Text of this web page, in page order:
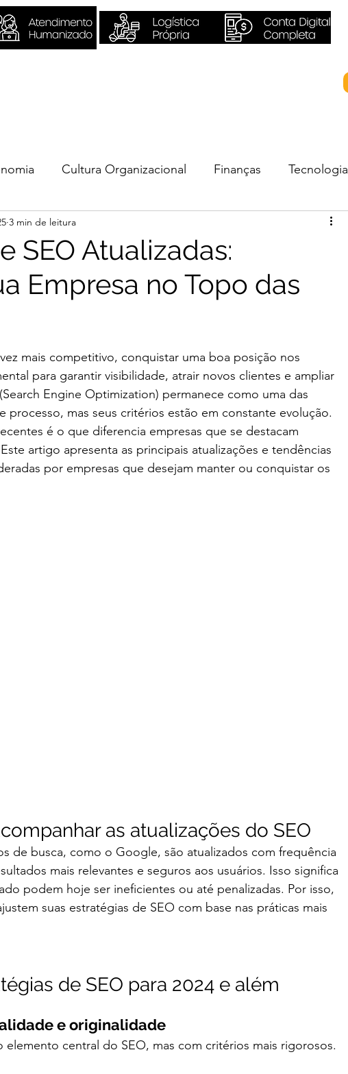
Cultura Organizacional Finanças Tecnologia
SEO Atualizadas:
Empresa no Topo das
3 min de leitura
mais competitivo, conquistar uma boa posição nos
para garantir visibilidade, atrair novos clientes e ampliar
Engine Optimization) permanece como uma das
processo, mas seus critérios estão em constante evolução.
é o que diferencia empresas que se destacam
artigo apresenta as principais atualizações e tendências
por empresas que desejam manter ou conquistar os
as atualizações do SEO
de busca, como o Google, são atualizados com frequência
mais relevantes e seguros aos usuários. Isso significa
podem hoje ser ineficientes ou até penalizadas. Por isso,
suas estratégias de SEO com base nas práticas mais
de SEO para 2024 e além
e originalidade
central do SEO, mas com critérios mais rigorosos.